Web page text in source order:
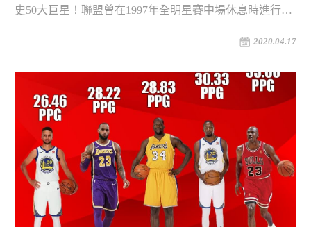
史50大巨星！聯盟曾在1997年全明星賽中場休息時進行50
盟在這段時間又誕生了不少巨星，因此clutchpoints認為有
必要重新進行50大巨星的評選。
2020.04.17